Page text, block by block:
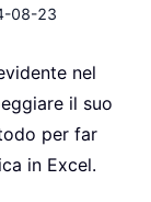
08-23
nel
il suo
per far
in Excel.